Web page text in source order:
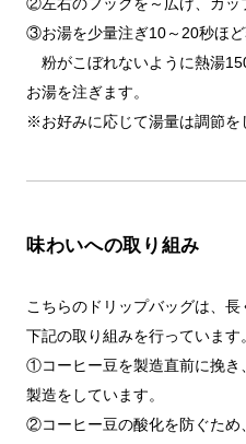
②左右のフックを～広げ、カッ
③お湯を少量注ぎ10～20秒ほど
粉がこぼれないように熱湯
お湯を注ぎます。
※お好みに応じて湯量は調節を
味わいへの取り組み
こちらのドリップバッグは、
下記の取り組みを行っています。
①コーヒー豆を製造直前に挽き
製造をしています。
②コーヒー豆の酸化を防ぐため